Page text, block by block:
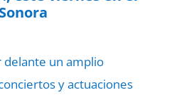
delante un amplio
y actuaciones